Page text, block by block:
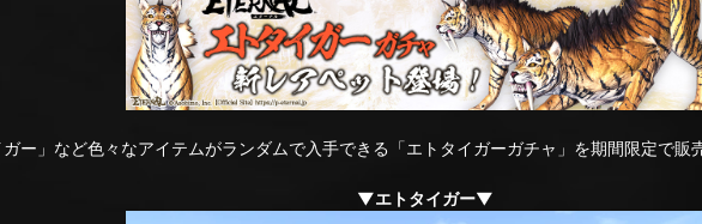
ー」など色々なアイテムがランダムで入手できる「エトタイガーガチャ」を期間限定で販
▼エトタイガー▼